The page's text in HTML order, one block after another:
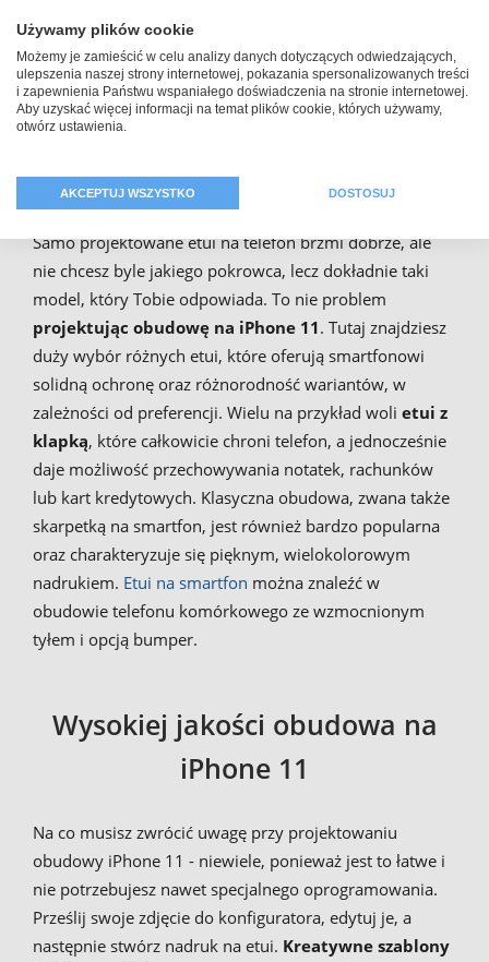
Etui z klapką oraz własnym
zdjęciem dla iPhone 11
Samo projektowane etui na telefon brzmi dobrze, ale
nie chcesz byle jakiego pokrowca, lecz dokładnie taki
model, który Tobie odpowiada. To nie problem
projektując obudowę na iPhone 11. Tutaj znajdziesz
duży wybór różnych etui, które oferują smartfonowi
solidną ochronę oraz różnorodność wariantów, w
zależności od preferencji. Wielu na przykład woli etui z
klapką, które całkowicie chroni telefon, a jednocześnie
daje możliwość przechowywania notatek, rachunków
lub kart kredytowych. Klasyczna obudowa, zwana także
skarpetką na smartfon, jest również bardzo popularna
oraz charakteryzuje się pięknym, wielokolorowym
nadrukiem. Etui na smartfon można znaleźć w
obudowie telefonu komórkowego ze wzmocnionym
tyłem i opcją bumper.
Wysokiej jakości obudowa na
iPhone 11
Na co musisz zwrócić uwagę przy projektowaniu
obudowy iPhone 11 - niewiele, ponieważ jest to łatwe i
nie potrzebujesz nawet specjalnego oprogramowania.
Prześlij swoje zdjęcie do konfiguratora, edytuj je, a
następnie stwórz nadruk na etui. Kreatywne szablony
Używamy plików cookie
Możemy je zamieścić w celu analizy danych dotyczących odwiedzających,
ulepszenia naszej strony internetowej, pokazania spersonalizowanych treści
i zapewnienia Państwu wspaniałego doświadczenia na stronie internetowej.
Aby uzyskać więcej informacji na temat plików cookie, których używamy,
otwórz ustawienia.
AKCEPTUJ WSZYSTKO DOSTOSUJ